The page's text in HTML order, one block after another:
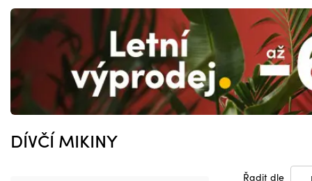
DÍVČÍ MIKINY
Řadit dle